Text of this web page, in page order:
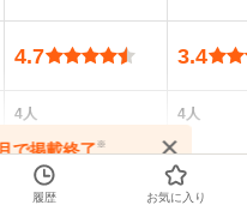
4.7
4人
5ドア
3.4
4人
5ドア
する
で掲載終了※
せください
履歴 お気に入り